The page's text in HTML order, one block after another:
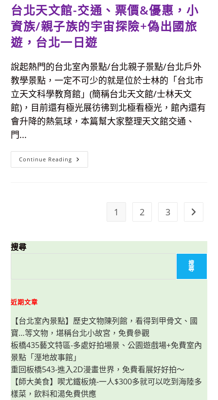
北
市
民
門
票
只
要
元
台北天文館-交通、票價&優惠，小
資族/親子族的宇宙探險+偽出國旅
遊，台北一日遊
說起熱門的台北室內景點/台北親子景點/台北戶外
教學景點，一定不可少的就是位於士林的「台北市
立天文科學教育館」(簡稱台北天文館/士林天文
館)，目前還有極光展彷彿到北極看極光，館內還有
會升降的熱氣球，本篇幫大家整理天文館交通、
門...
Continue Reading 台
北
小
+偽
出
國
旅
遊，
台
北
一
日
遊
1 2 3 Go to
搜尋
搜
尋
近期文章
【台北室內景點】歷史文物陳列館，看得到甲骨文、國
寶…等文物，堪稱台北小故宮，免費參觀
板橋435藝文特區-多處好拍場景、公園遊戲場+免費室內
景點「溼地故事館」
重回板橋543-進入2D漫畫世界，免費看展好好拍～
【師大美食】喫尤鐵板燒-一人$300多就可以吃到海陸多
樣菜，飲料和湯免費供應